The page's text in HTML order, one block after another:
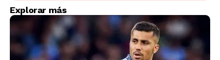
Explorar más